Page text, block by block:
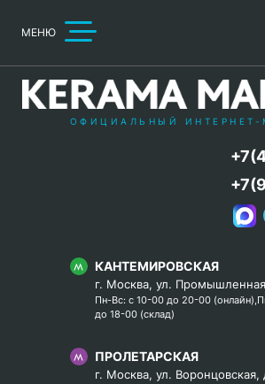
МЕНЮ
ОФИЦИАЛЬНЫЙ ИНТЕРНЕТ-
КАНТЕМИРОВСКАЯ
г. Москва, ул.
Пн-Вс: с 10-00 до 20-00
до 18-00 (склад)
ПРОЛЕТАРСКАЯ
г. Москва, ул. Воронцовская,